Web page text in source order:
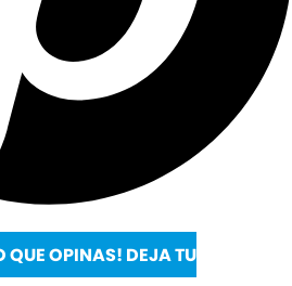
QUE OPINAS! DEJA TU